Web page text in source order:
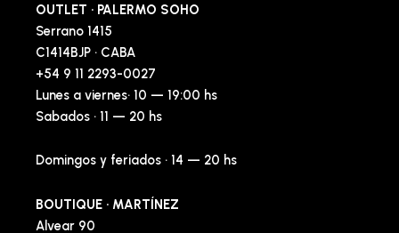
OUTLET · PALERMO SOHO
Serrano 1415
C1414BJP · CABA
+54 9 11 2293-0027
Lunes a viernes· 10 — 19:00 hs
Sabados · 11 — 20 hs
Domingos y feriados · 14 — 20 hs
BOUTIQUE · MARTÍNEZ
Alvear 90